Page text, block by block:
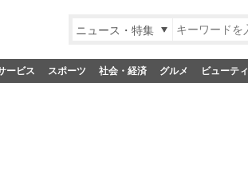
ニュース・特集
ービス スポーツ 社会・経済 グルメ ビューティ